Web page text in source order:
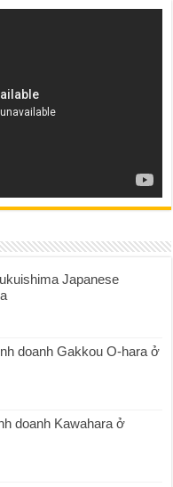
Japanese
doanh Gakkou O-hara ở
doanh Kawahara ở